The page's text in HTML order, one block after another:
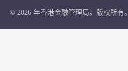
© 2026 年香港金融管理局。版权所有。